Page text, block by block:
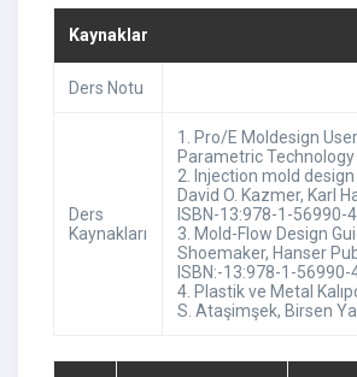
Kaynaklar
Ders Notu
Ders
Kaynakları
1. Pro/E Moldesign
Parametric
2. Injection mold
David O. Kazmer, Karl
ISBN-13:978-1-56990-
3. Mold-Flow Design
Shoemaker, Hanser
ISBN:-13:978-1-56990-
4. Plastik ve Metal
S. Ataşimşek, Birsen